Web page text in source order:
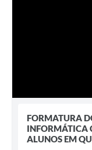
FORMATURA
INFORMÁTICA
ALUNOS EM